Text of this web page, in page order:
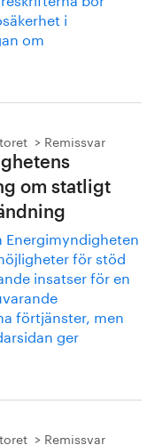
i
om
Remissvar
om statligt
för stöd
insatser för en
förtjänster, men
ger
Remissvar